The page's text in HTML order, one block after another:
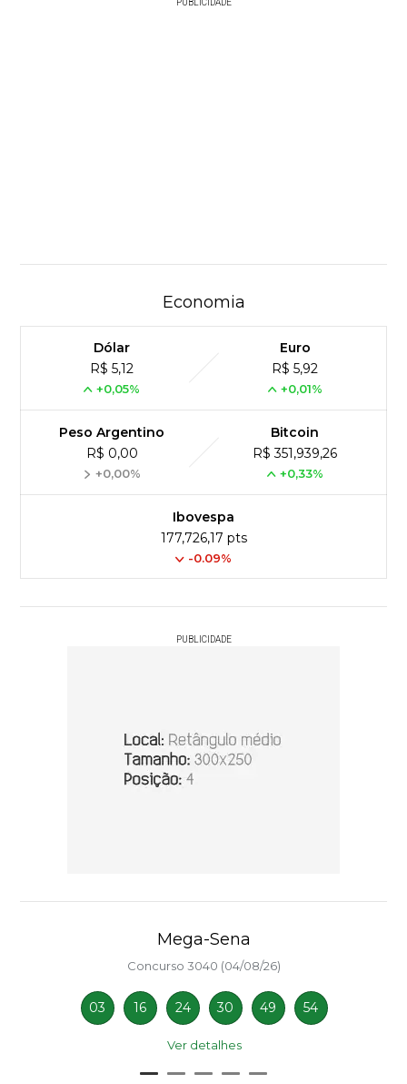
PUBLICIDADE
Economia
Dólar
R$ 5,12
+0,05%
Euro
R$ 5,92
+0,01%
Peso Argentino
R$ 0,00
+0,00%
Bitcoin
R$ 351,939,26
+0,33%
Ibovespa
177,726,17 pts
-0.09%
PUBLICIDADE
Mega-Sena
Concurso 3040 (04/08/26)
03 16 24 30 49 54
Ver detalhes